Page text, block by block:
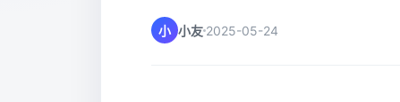
小 小友 2025-05-24